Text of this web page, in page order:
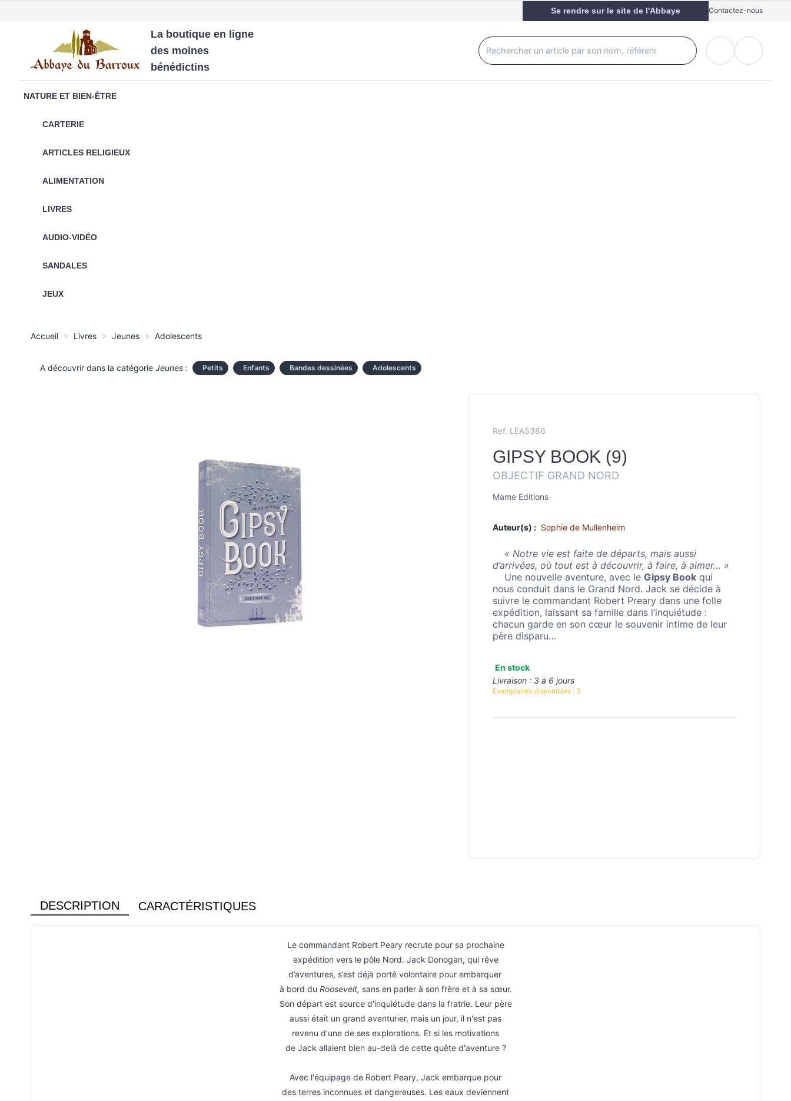
Se rendre sur le site de l'Abbaye Contactez-nous
NATURE ET BIEN-ÊTRE
CARTERIE
ARTICLES RELIGIEUX
ALIMENTATION
LIVRES
AUDIO-VIDÉO
SANDALES
JEUX
La boutique en ligne
des moines
bénédictins
Accueil Livres Jeunes Adolescents
A découvrir dans la catégorie Jeunes : Petits Enfants Bandes dessinées Adolescents
Ref. LEA5386
GIPSY BOOK (9)
OBJECTIF GRAND NORD
Mame Editions
Auteur(s) : Sophie de Mullenheim
« Notre vie est faite de départs, mais aussi
d’arrivées, où tout est à découvrir, à faire, à aimer… »
Une nouvelle aventure, avec le Gipsy Book qui
nous conduit dans le Grand Nord. Jack se décide à
suivre le commandant Robert Preary dans une folle
expédition, laissant sa famille dans l’inquiétude :
chacun garde en son cœur le souvenir intime de leur
père disparu…
En stock
Livraison : 3 à 6 jours
Exemplaires disponibles : 3
DESCRIPTION CARACTÉRISTIQUES
Le commandant Robert Peary recrute pour sa prochaine
expédition vers le pôle Nord. Jack Donogan, qui rêve
d’aventures, s’est déjà porté volontaire pour embarquer
à bord du Roosevelt, sans en parler à son frère et à sa sœur.
Son départ est source d'inquiétude dans la fratrie. Leur père
aussi était un grand aventurier, mais un jour, il n'est pas
revenu d'une de ses explorations. Et si les motivations
de Jack allaient bien au-delà de cette quête d'aventure ?
Avec l'équipage de Robert Peary, Jack embarque pour
des terres inconnues et dangereuses. Les eaux deviennent